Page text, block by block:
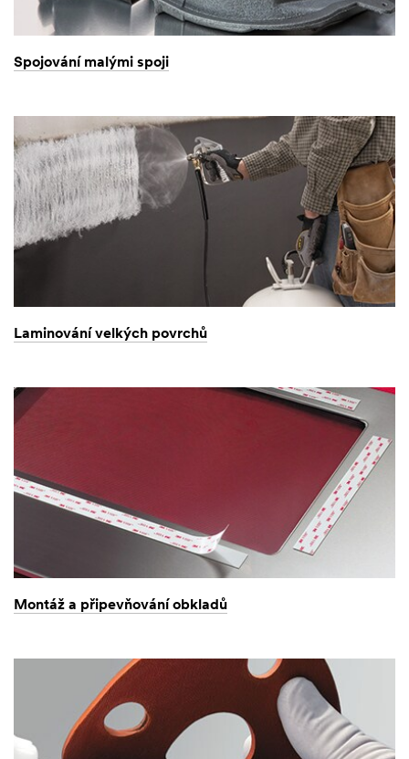
Spojování malými spoji
Laminování velkých povrchů
Montáž a připevňování obkladů